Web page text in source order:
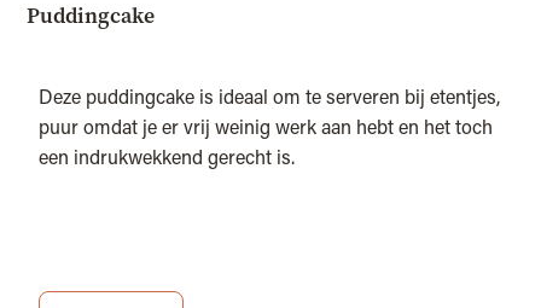
Puddingcake
Deze puddingcake is ideaal om te serveren bij etentjes,
puur omdat je er vrij weinig werk aan hebt en het toch
een indrukwekkend gerecht is.